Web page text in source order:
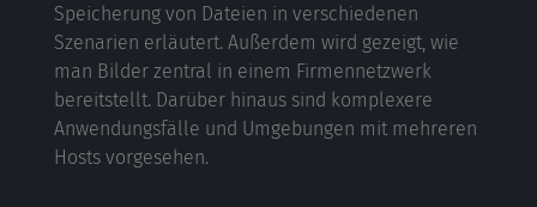
Speicherung von Dateien in verschiedenen
Szenarien erläutert. Außerdem wird gezeigt, wie
man Bilder zentral in einem Firmennetzwerk
bereitstellt. Darüber hinaus sind komplexere
Anwendungsfälle und Umgebungen mit mehreren
Hosts vorgesehen.